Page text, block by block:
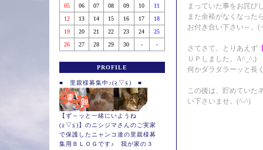
05
06 07 08 09 10
11
12
13 14 15 16 17
18
19
20 21 22 23 24
25
26
27 28 29 30 - -
PROFILE
■ 里親様募集中♪(≧▽≦) ■
【ず～ッと一緒にいようね
(≧▽≦)】のニシジマさんのご実家
で保護したニャンコ達の里親様募
集用ＢＬＯＧです♪ 我が家の３
まっていた事をお詫び
また余裕がなくなった
お付き合い下さい～。
さてさて、とりあえず
ＵＰしました。A^_^;)
何かダラダラーッと長
この後は、貯めていた
い下さいませ。(^-^)